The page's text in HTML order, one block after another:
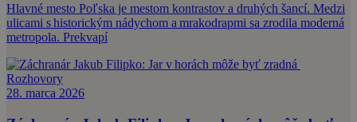
Hlavné mesto Poľska je mestom kontrastov a druhých šancí. Medzi
ulicami s historickým nádychom a mrakodrapmi sa zrodila moderná
metropola. Prekvapí
Rozhovory
28. marca 2026